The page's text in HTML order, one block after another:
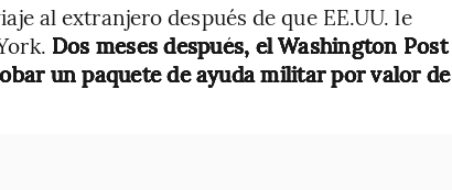
al extranjero después de que EE.UU. le
Dos meses después, el Washington Post
un paquete de ayuda militar por valor de